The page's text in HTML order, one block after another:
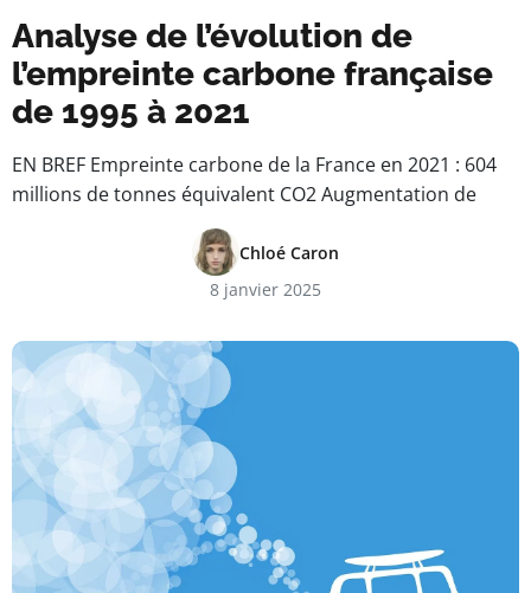
Analyse de l’évolution de
l’empreinte carbone française
de 1995 à 2021
EN BREF Empreinte carbone de la France en 2021 : 604
millions de tonnes équivalent CO2 Augmentation de
Chloé Caron
8 janvier 2025